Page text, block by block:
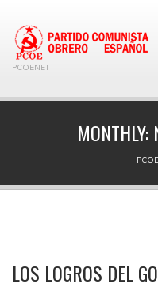
PCOENET
MONTHLY:
PCOE
LOS LOGROS DEL